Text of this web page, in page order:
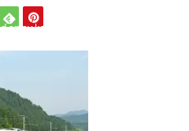
array key 0 in
public_html/wp-
single.php